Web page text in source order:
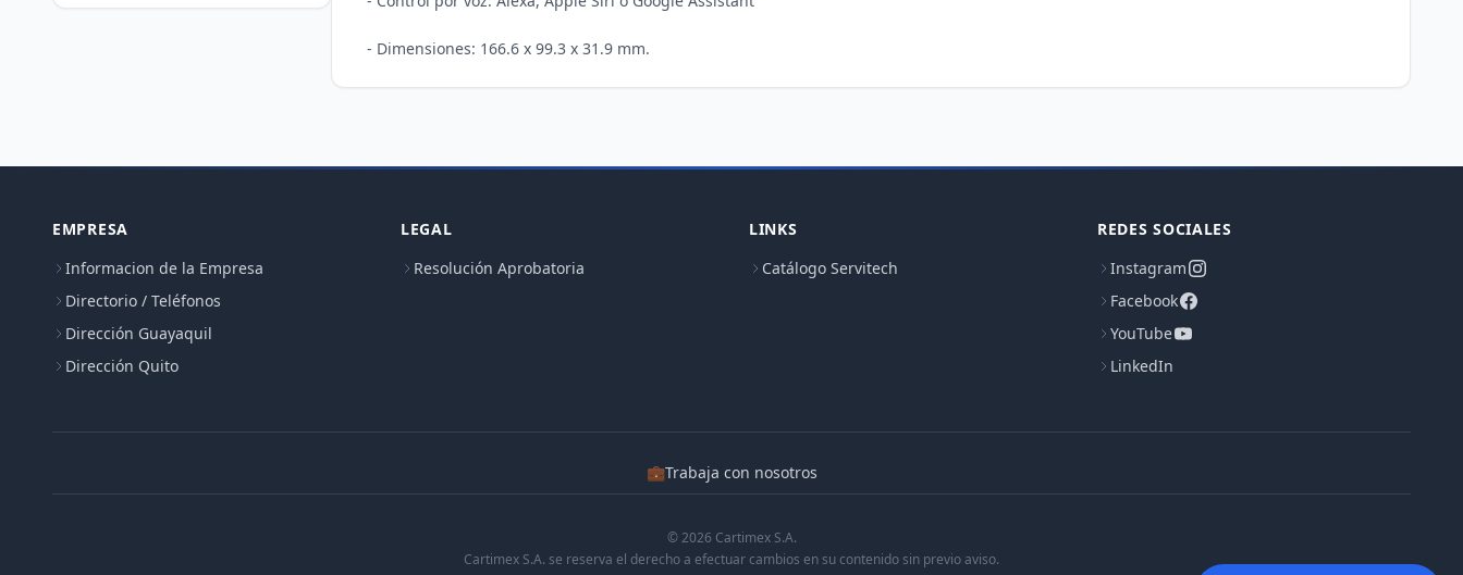
EMPRESA
Informacion de la Empresa
Directorio / Teléfonos
Dirección Guayaquil
Dirección Quito
LEGAL
Resolución Aprobatoria
LINKS
Catálogo Servitech
REDES SOCIALES
Instagram
Facebook
YouTube
LinkedIn
💼Trabaja con nosotros
© 2026 Cartimex S.A.
Cartimex S.A. se reserva el derecho a efectuar cambios en su contenido sin previo aviso.